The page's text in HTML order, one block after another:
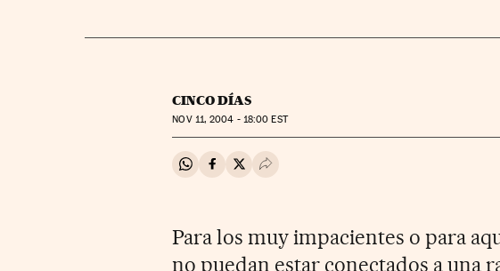
CINCO DÍAS
NOV11, 2004 - 18:00 EST
Compartir en Whatsapp
Compartir en Facebook
Compartir en Twitter
Desplegar Redes Sociales
Para los muy impacientes o para
no puedan estar conectados a una